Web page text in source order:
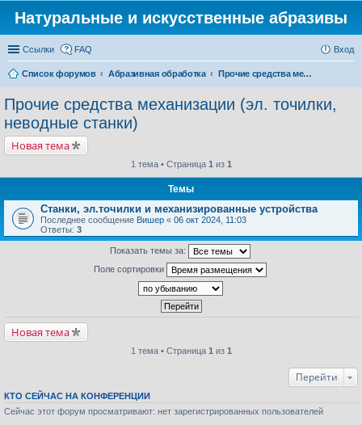
Натуральные и искусственные абразивы
Ссылки FAQ Вход
Список форумов Абразивная обработка Прочие средства механизации (эл. точилки, неводные станки)
Прочие средства механизации (эл. точилки,
неводные станки)
Новая тема
1 тема • Страница 1 из 1
Темы
Станки, эл.точилки и механизированные устройства
Последнее сообщение Вишер « 06 окт 2024, 11:03
Ответы: 3
Показать темы за:
Поле сортировки
Новая тема
1 тема • Страница 1 из 1
Перейти
КТО СЕЙЧАС НА КОНФЕРЕНЦИИ
Сейчас этот форум просматривают: нет зарегистрированных пользователей